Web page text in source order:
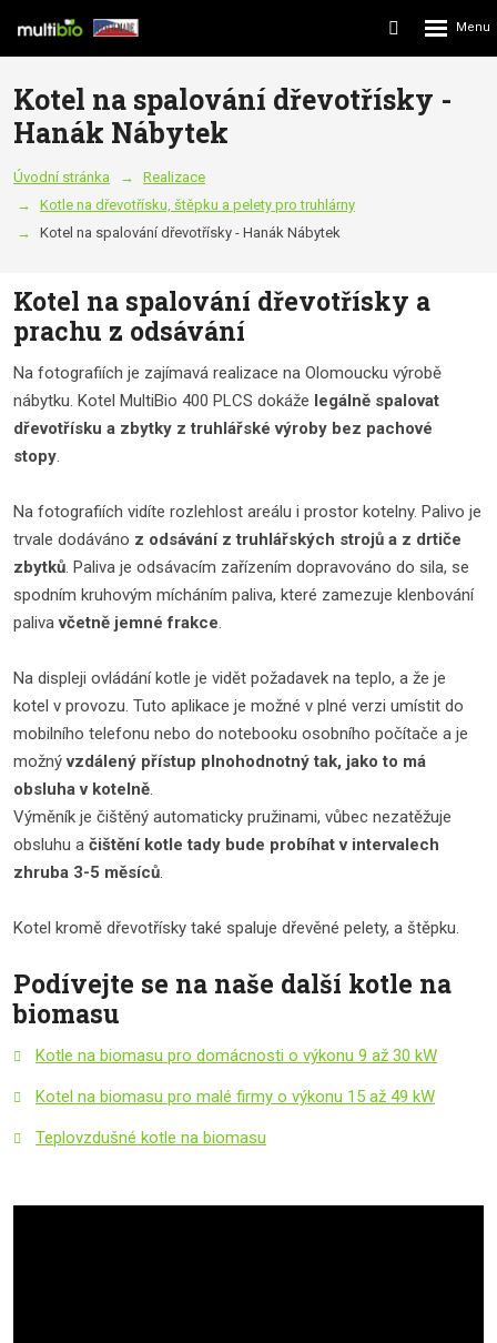
Vyhledávání
Rozbalení
Kotel na spalování dřevotřísky -
Hanák Nábytek
Úvodní stránka
Realizace
Kotle na dřevotřísku, štěpku a pelety pro truhlárny
Kotel na spalování dřevotřísky - Hanák Nábytek
Kotel na spalování dřevotřísky a
prachu z odsávání
Na fotografiích je zajímavá realizace na Olomoucku výrobě
nábytku. Kotel MultiBio 400 PLCS dokáže legálně spalovat
dřevotřísku a zbytky z truhlářské výroby bez pachové
stopy.
Na fotografiích vidíte rozlehlost areálu i prostor kotelny. Palivo je
trvale dodáváno z odsávání z truhlářských strojů a z drtiče
zbytků. Paliva je odsávacím zařízením dopravováno do sila, se
spodním kruhovým mícháním paliva, které zamezuje klenbování
palivavčetně jemné frakce.
Na displeji ovládání kotle je vidět požadavek na teplo, a že je
kotel v provozu. Tuto aplikace je možné v plné verzi umístit do
mobilního telefonu nebo do notebooku osobního počítače a je
možnývzdálený přístup plnohodnotný tak, jako to má
obsluha v kotelně.
Výměník je čištěný automaticky pružinami, vůbec nezatěžuje
obsluhu a čištění kotle tady bude probíhat v intervalech
zhruba 3-5 měsíců.
Kotel kromě dřevotřísky také spaluje dřevěné pelety, a štěpku.
Podívejte se na naše další kotle na
biomasu
Kotle na biomasu pro domácnosti o výkonu 9 až 30 kW
Kotel na biomasu pro malé firmy o výkonu 15 až 49 kW
Teplovzdušné kotle na biomasu